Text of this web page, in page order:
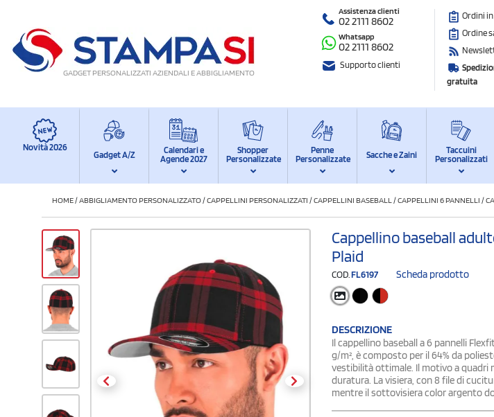
GADGET PERSONALIZZATI AZIENDALI E ABBIGLIAMENTO
Assistenza clienti
02 2111 8602
Whatsapp
02 2111 8602
Supporto clienti
Ordini
Ordine
gratuita
Novità 2026
Gadget A/Z
Calendari e
Agende 2027
Shopper
Personalizzate
Penne
Personalizzate
Sacche e Zaini
Taccuini
Personalizzati
HOME/ABBIGLIAMENTO PERSONALIZZATO/CAPPELLINI PERSONALIZZATI /CAPPELLINI BASEBALL /CAPPELLINI 6 PANNELLI /
Cappellino baseball
Plaid
COD. FL6197 Scheda prodotto
DESCRIZIONE
Il cappellino baseball a 6 pannelli
g/m², è composto per il 64% da
vestibilità ottimale. Il motivo a quadri
duratura. La visiera, con 8 file di
mentre il sottovisiera color argento